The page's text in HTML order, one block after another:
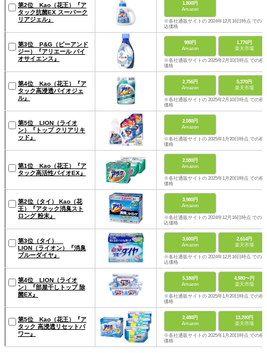
第2位 Kao（花王）『ア
タック抗菌EX スーパーク
リアジェル』
1,800円
Amazon
※各社通販サイトの 2024年12月16日時点 での税
込価格
第3位 P&G（ピーアンド
ジー）『アリエール バイ
オサイエンス』
980円
Amazon
1,776円
楽天市場
※各社通販サイトの 2025年2月10日時点 での税
価格
第4位 Kao（花王）『ア
タック高浸透バイオジェ
ル』
2,756円
Amazon
5,370円
楽天市場
※各社通販サイトの 2025年2月10日時点 での税
価格
第5位 LION（ライオ
ン）『トップ クリアリキ
ッド』
2,580円
Amazon
※各社通販サイトの 2025年1月20日時点 での税
価格
第1位 Kao（花王）『ア
タック高活性バイオEX』
2,580円
Amazon
※各社通販サイトの 2025年1月20日時点 での税
価格
第2位（タイ） Kao（花
王）『アタック消臭スト
ロング 粉末』
3,980円
Amazon
※各社通販サイトの 2024年12月16日時点 での税
込価格
第3位（タイ）
LION（ライオン）『消臭
ブルーダイヤ』
3,600円
Amazon
2,614円
楽天市場
※各社通販サイトの 2024年12月16日時点 での税
込価格
第4位 LION（ライオ
ン）『部屋干しトップ 除
菌EX』
5,180円
Amazon
4,980〜円
楽天市場
※各社通販サイトの 2025年1月20日時点 での税
価格
第5位 Kao（花王）『ア
タック 高浸透リセットパ
ワー』
2,480円
Amazon
13,200円
楽天市場
※各社通販サイトの 2025年1月20日時点 での税
価格